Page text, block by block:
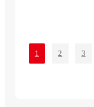
1 2 3